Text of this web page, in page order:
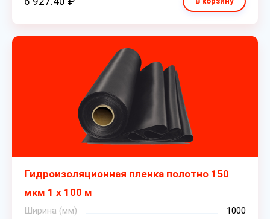
Гидроизоляционная пленка полотно 150
мкм 1 х 100 м
Ширина (мм)
1000